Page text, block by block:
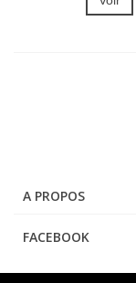
A PROPOS
FACEBOOK